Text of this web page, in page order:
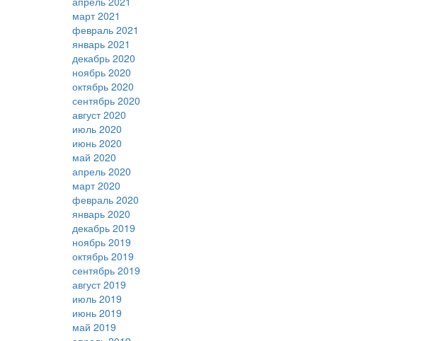
март 2021
февраль 2021
январь 2021
декабрь 2020
ноябрь 2020
октябрь 2020
сентябрь 2020
август 2020
июль 2020
июнь 2020
май 2020
апрель 2020
март 2020
февраль 2020
январь 2020
декабрь 2019
ноябрь 2019
октябрь 2019
сентябрь 2019
август 2019
июль 2019
июнь 2019
май 2019